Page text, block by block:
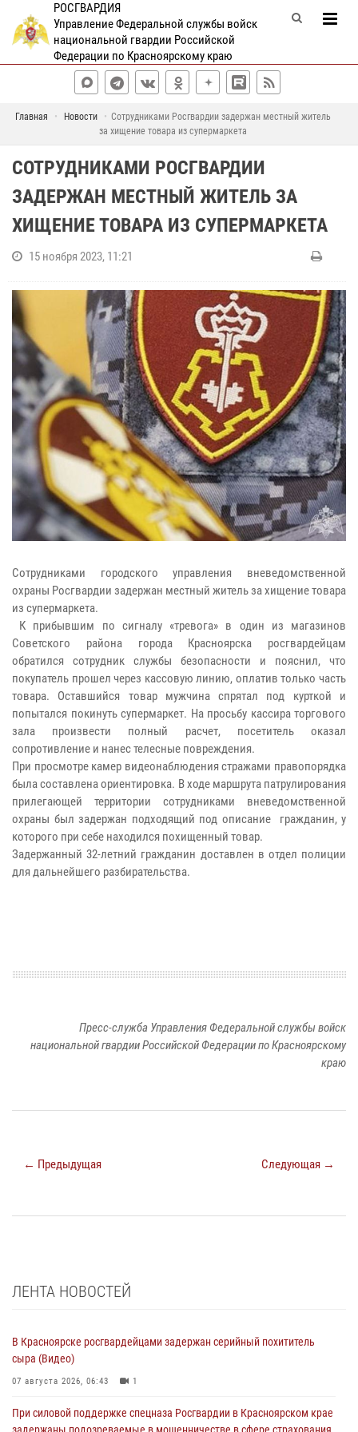
РОСГВАРДИЯ
Управление Федеральной службы войск
национальной гвардии Российской
Федерации по Красноярскому краю
Главная Новости
Сотрудниками Росгвардии задержан местный житель
за хищение товара из супермаркета
СОТРУДНИКАМИ РОСГВАРДИИ
ЗАДЕРЖАН МЕСТНЫЙ ЖИТЕЛЬ ЗА
ХИЩЕНИЕ ТОВАРА ИЗ СУПЕРМАРКЕТА
15 ноября 2023, 11:21
Сотрудниками городского управления вневедомственной
охраны Росгвардии задержан местный житель за хищение товара
из супермаркета.
К прибывшим по сигналу «тревога» в один из магазинов
Советского района города Красноярска росгвардейцам
обратился сотрудник службы безопасности и пояснил, что
покупатель прошел через кассовую линию, оплатив только часть
товара. Оставшийся товар мужчина спрятал под курткой и
попытался покинуть супермаркет. На просьбу кассира торгового
зала произвести полный расчет, посетитель оказал
сопротивление и нанес телесные повреждения.
При просмотре камер видеонаблюдения стражами правопорядка
была составлена ориентировка. В ходе маршрута патрулирования
прилегающей территории сотрудниками вневедомственной
охраны был задержан подходящий под описание гражданин, у
которого при себе находился похищенный товар.
Задержанный 32-летний гражданин доставлен в отдел полиции
для дальнейшего разбирательства.
Пресс-служба Управления Федеральной службы войск
национальной гвардии Российской Федерации по Красноярскому
краю
← Предыдущая Следующая →
ЛЕНТА НОВОСТЕЙ
В Красноярске росгвардейцами задержан серийный похититель
сыра (Видео)
07 августа 2026, 06:43 1
При силовой поддержке спецназа Росгвардии в Красноярском крае